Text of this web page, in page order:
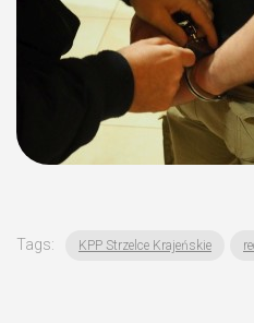
Tags: KPP Strzelce Krajeńskie